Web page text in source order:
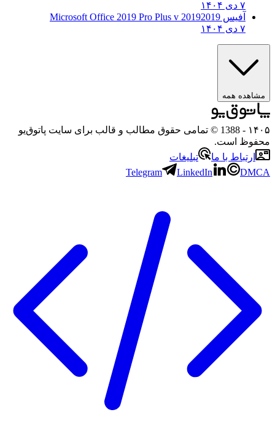
۷ دی ۱۴۰۴
آفیس 2019 2019 Microsoft Office 2019 Pro Plus v
۷ دی ۱۴۰۴
مشاهده همه
۱۴۰۵
- 1388 © تمامی حقوق مطالب و قالب برای سایت پاتوق‌یو
محفوظ است.
ارتباط با ما
تبلیغات
Telegram
LinkedIn DMCA